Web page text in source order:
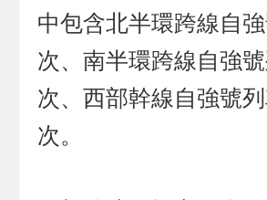
中包含北半環跨線自
次、南半環跨線自強
次、西部幹線自強號
次。